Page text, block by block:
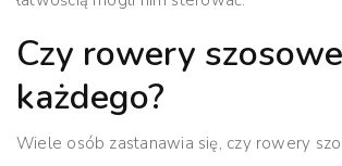
Czy rowery
każdego?
Wiele osób zastanawia się, czy rowery